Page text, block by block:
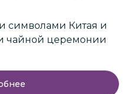
символами Китая и
чайной церемонии